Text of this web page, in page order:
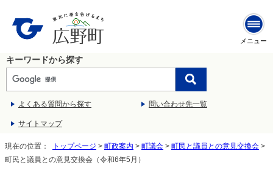
メニュー
キーワードから探す
よくある質問から探す 問い合わせ先一覧
サイトマップ
現在の位置： トップページ > 町政案内 > 町議会 > 町民と議員との意見交換会 >
町民と議員との意見交換会（令和6年5月）